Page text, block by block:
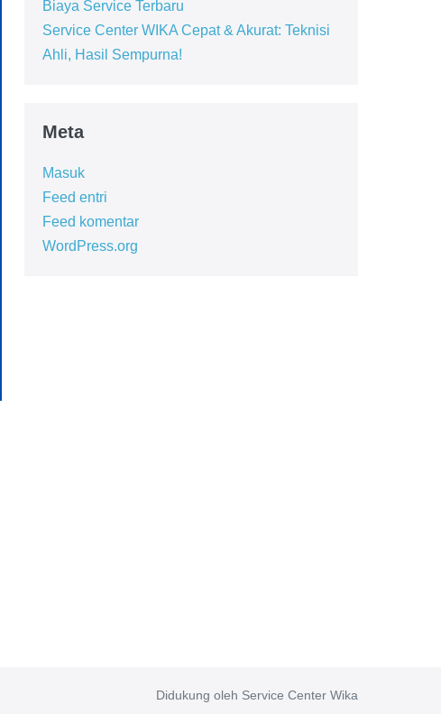
Biaya Service Terbaru
Service Center WIKA Cepat & Akurat: Teknisi
Ahli, Hasil Sempurna!
Meta
Masuk
Feed entri
Feed komentar
WordPress.org
Didukung oleh Service Center Wika